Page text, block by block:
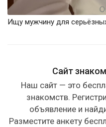
Ищу мужчину для
Сайт
Наш сайт — это
знакомств.
объявление и
Разместите анкету